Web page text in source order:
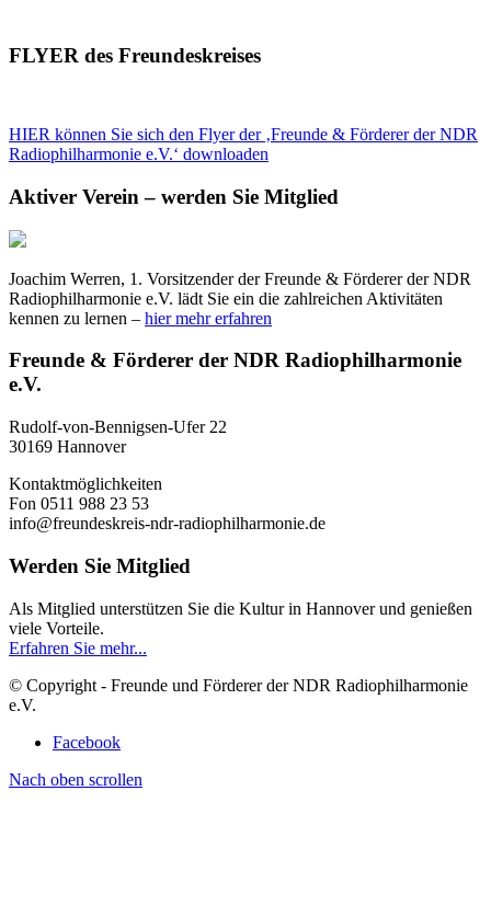
FLYER des Freundeskreises
HIER können Sie sich den Flyer der ‚Freunde & Förderer der NDR
Radiophilharmonie e.V.‘ downloaden
Aktiver Verein – werden Sie Mitglied
Joachim Werren, 1. Vorsitzender der Freunde & Förderer der NDR
Radiophilharmonie e.V. lädt Sie ein die zahlreichen Aktivitäten
kennen zu lernen – hier mehr erfahren
Freunde & Förderer der NDR Radiophilharmonie
e.V.
Rudolf-von-Bennigsen-Ufer 22
30169 Hannover
Kontaktmöglichkeiten
Fon 0511 988 23 53
info@freundeskreis-ndr-radiophilharmonie.de
Werden Sie Mitglied
Als Mitglied unterstützen Sie die Kultur in Hannover und genießen
viele Vorteile.
Erfahren Sie mehr...
© Copyright - Freunde und Förderer der NDR Radiophilharmonie
e.V.
Facebook
Nach oben scrollen